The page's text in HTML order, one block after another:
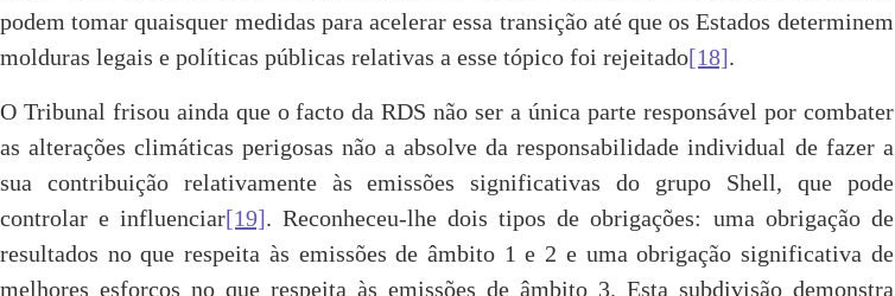
podem tomar quaisquer medidas para acelerar essa transição até que os Estados determinem
molduras legais e políticas públicas relativas a esse tópico foi rejeitado[18].
O Tribunal frisou ainda que o facto da RDS não ser a única parte responsável por combater
as alterações climáticas perigosas não a absolve da responsabilidade individual de fazer a
sua contribuição relativamente às emissões significativas do grupo Shell, que pode
controlar e influenciar[19]. Reconheceu-lhe dois tipos de obrigações: uma obrigação de
resultados no que respeita às emissões de âmbito 1 e 2 e uma obrigação significativa de
melhores esforços no que respeita às emissões de âmbito 3. Esta subdivisão demonstra